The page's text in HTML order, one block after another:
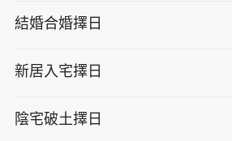
結婚合婚擇日
新居入宅擇日
陰宅破土擇日